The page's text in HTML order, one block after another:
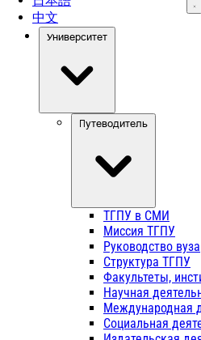
中文
Университет
Путеводитель
ТГПУ в СМИ
Миссия ТГПУ
Руководство вуза
Структура ТГПУ
Факультеты,
Научная
Международная
Социальная